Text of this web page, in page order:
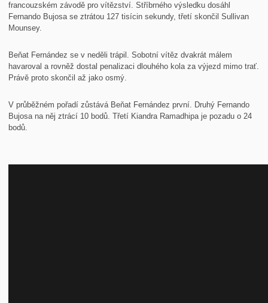
francouzském závodě pro vítězství. Stříbrného výsledku dosáhl
Fernando Bujosa se ztrátou 127 tisícin sekundy, třetí skončil Sullivan
Mounsey.
Beňat Fernández se v neděli trápil. Sobotní vítěz dvakrát málem
havaroval a rovněž dostal penalizaci dlouhého kola za výjezd mimo trať.
Právě proto skončil až jako osmý.
V průběžném pořadí zůstává Beňat Fernández první. Druhý Fernando
Bujosa na něj ztrácí 10 bodů. Třetí Kiandra Ramadhipa je pozadu o 24
bodů.